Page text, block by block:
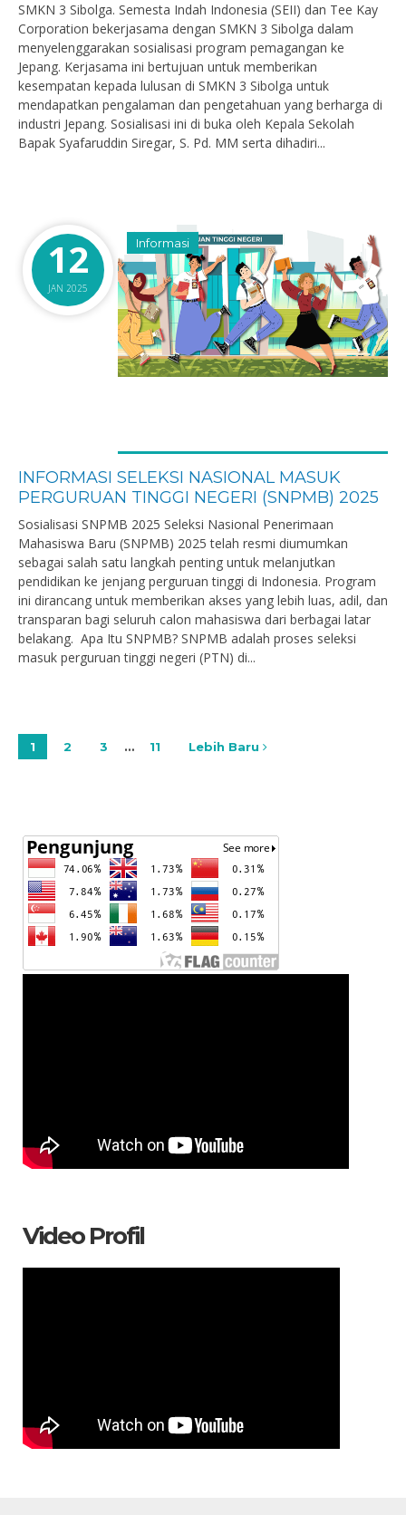
SMKN 3 Sibolga. Semesta Indah Indonesia (SEII) dan Tee Kay
Corporation bekerjasama dengan SMKN 3 Sibolga dalam
menyelenggarakan sosialisasi program pemagangan ke
Jepang. Kerjasama ini bertujuan untuk memberikan
kesempatan kepada lulusan di SMKN 3 Sibolga untuk
mendapatkan pengalaman dan pengetahuan yang berharga di
industri Jepang. Sosialisasi ini di buka oleh Kepala Sekolah
Bapak Syafaruddin Siregar, S. Pd. MM serta dihadiri...
12
JAN 2025
Informasi
INFORMASI SELEKSI NASIONAL MASUK
PERGURUAN TINGGI NEGERI (SNPMB) 2025
Sosialisasi SNPMB 2025 Seleksi Nasional Penerimaan
Mahasiswa Baru (SNPMB) 2025 telah resmi diumumkan
sebagai salah satu langkah penting untuk melanjutkan
pendidikan ke jenjang perguruan tinggi di Indonesia. Program
ini dirancang untuk memberikan akses yang lebih luas, adil, dan
transparan bagi seluruh calon mahasiswa dari berbagai latar
belakang. Apa Itu SNPMB? SNPMB adalah proses seleksi
masuk perguruan tinggi negeri (PTN) di...
1 2 3 … 11 Lebih Baru
Video Profil